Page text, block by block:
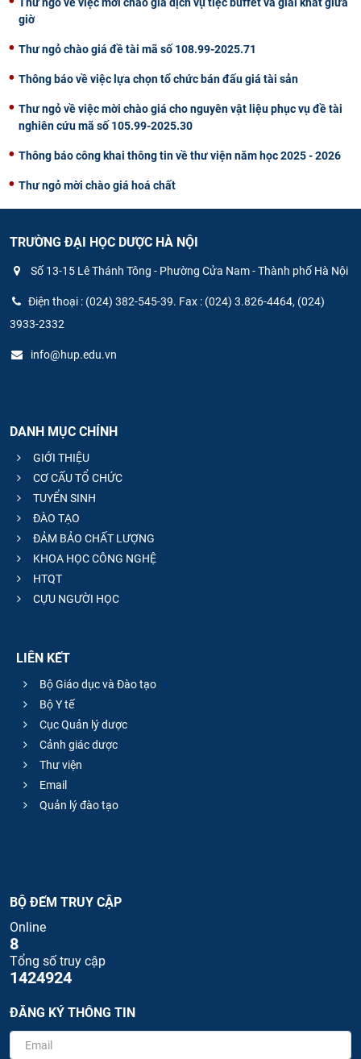
giờ
Thư ngỏ chào giá đề tài mã số 108.99-2025.71
Thông báo về việc lựa chọn tổ chức bán đấu giá tài sản
Thư ngỏ về việc mời chào giá cho nguyên vật liệu phục vụ đề tài
nghiên cứu mã số 105.99-2025.30
Thông báo công khai thông tin về thư viện năm học 2025 - 2026
Thư ngỏ mời chào giá hoá chất
TRƯỜNG ĐẠI HỌC DƯỢC HÀ NỘI
Số 13-15 Lê Thánh Tông - Phường Cửa Nam - Thành phố Hà Nội
Điện thoại : (024) 382-545-39. Fax : (024) 3.826-4464, (024)
3933-2332
info@hup.edu.vn
DANH MỤC CHÍNH
GIỚI THIỆU
CƠ CẤU TỔ CHỨC
TUYỂN SINH
ĐÀO TẠO
ĐẢM BẢO CHẤT LƯỢNG
KHOA HỌC CÔNG NGHỆ
HTQT
CỰU NGƯỜI HỌC
LIÊN KẾT
Bộ Giáo dục và Đào tạo
Bộ Y tế
Cục Quản lý dược
Cảnh giác dược
Thư viện
Email
Quản lý đào tạo
BỘ ĐẾM TRUY CẬP
Online
8
Tổng số truy cập
1424924
ĐĂNG KÝ THÔNG TIN